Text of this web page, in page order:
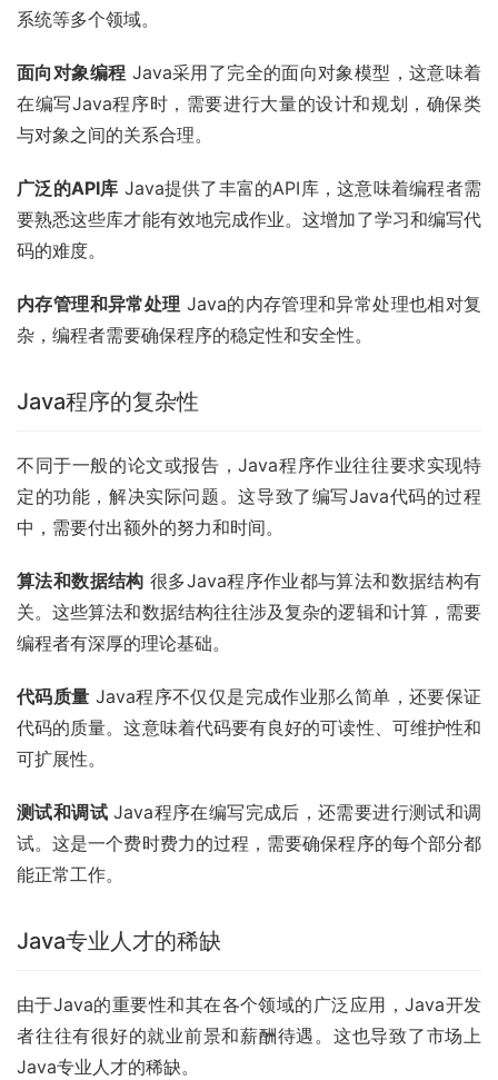
系统等多个领域。
面向对象编程 Java采用了完全的面向对象模型，这意味着
在编写Java程序时，需要进行大量的设计和规划，确保类
与对象之间的关系合理。
广泛的API库 Java提供了丰富的API库，这意味着编程者需
要熟悉这些库才能有效地完成作业。这增加了学习和编写代
码的难度。
内存管理和异常处理 Java的内存管理和异常处理也相对复
杂，编程者需要确保程序的稳定性和安全性。
Java程序的复杂性
不同于一般的论文或报告，Java程序作业往往要求实现特
定的功能，解决实际问题。这导致了编写Java代码的过程
中，需要付出额外的努力和时间。
算法和数据结构 很多Java程序作业都与算法和数据结构有
关。这些算法和数据结构往往涉及复杂的逻辑和计算，需要
编程者有深厚的理论基础。
代码质量 Java程序不仅仅是完成作业那么简单，还要保证
代码的质量。这意味着代码要有良好的可读性、可维护性和
可扩展性。
测试和调试 Java程序在编写完成后，还需要进行测试和调
试。这是一个费时费力的过程，需要确保程序的每个部分都
能正常工作。
Java专业人才的稀缺
由于Java的重要性和其在各个领域的广泛应用，Java开发
者往往有很好的就业前景和薪酬待遇。这也导致了市场上
Java专业人才的稀缺。